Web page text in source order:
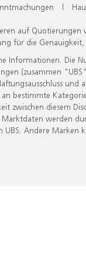
|
auf
für die
Informationen. Die
(zusammen
bestimmte
zwischen diesem
werden
Andere Marken